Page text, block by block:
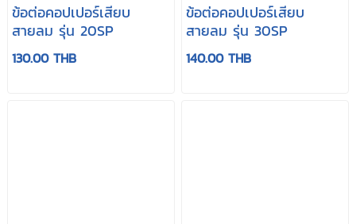
ข้อต่อคอปเปอร์เสียบ
สายลม รุ่น 20SP
130.00 THB
ข้อต่อคอปเปอร์เสียบ
สายลม รุ่น 30SP
140.00 THB